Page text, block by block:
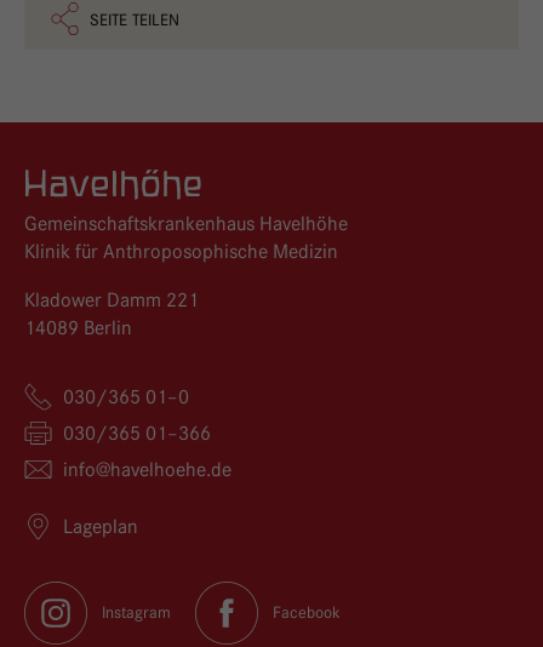
SEITE TEILEN
Logo GKH Havelhöhe
Gemeinschaftskrankenhaus Havelhöhe
Klinik für Anthroposophische Medizin
Kladower Damm 221
14089 Berlin
030/365 01–0
030/365 01–366
info@havelhoehe.de
Lageplan
Instagram Facebook